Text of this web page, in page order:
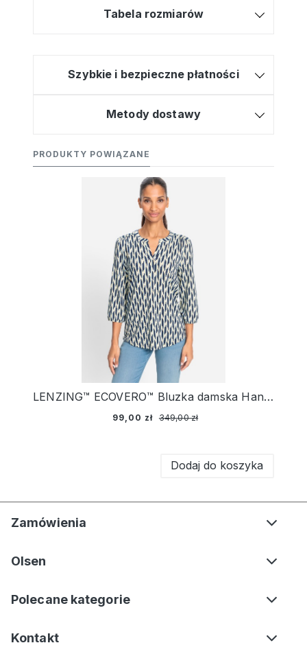
Tabela rozmiarów
Szybkie i bezpieczne płatności
Metody dostawy
PRODUKTY POWIĄZANE
LENZING™ ECOVERO™ Bluzka damska Hannah z elastanem z geometrycznym printem – Marina City
99,00 zł 349,00 zł
Dodaj do koszyka
Zamówienia
Olsen
Polecane kategorie
Kontakt